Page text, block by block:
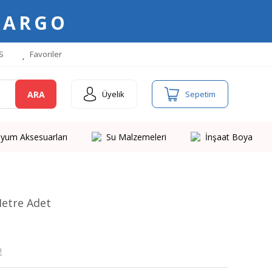
Favoriler
ARA Üyelik Sepetim
Aksesuarları Su Malzemeleri İnşaat Boya
Adet